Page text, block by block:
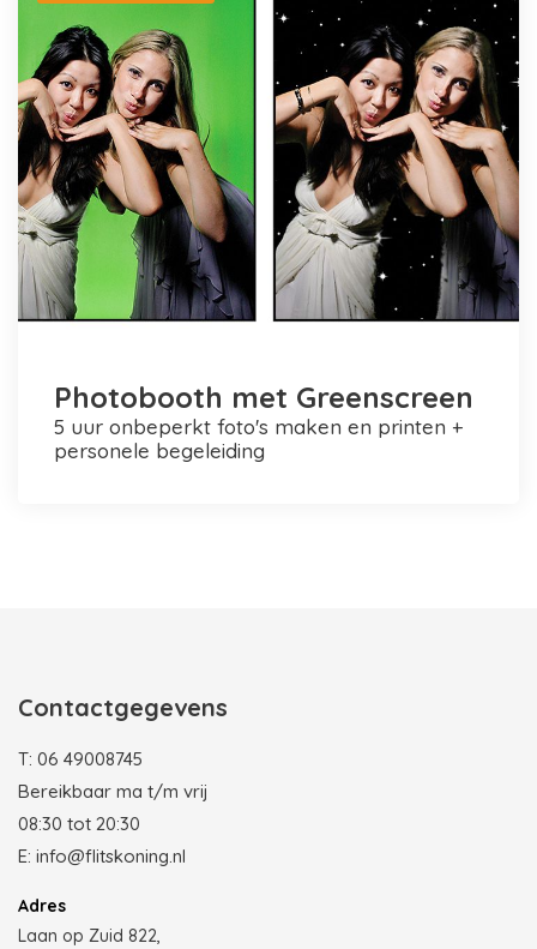
Photobooth met Greenscreen
5 uur onbeperkt foto's maken en printen +
personele begeleiding
Contactgegevens
T: 06 49008745
Bereikbaar ma t/m vrij
08:30 tot 20:30
E: info@flitskoning.nl
Adres
Laan op Zuid 822,